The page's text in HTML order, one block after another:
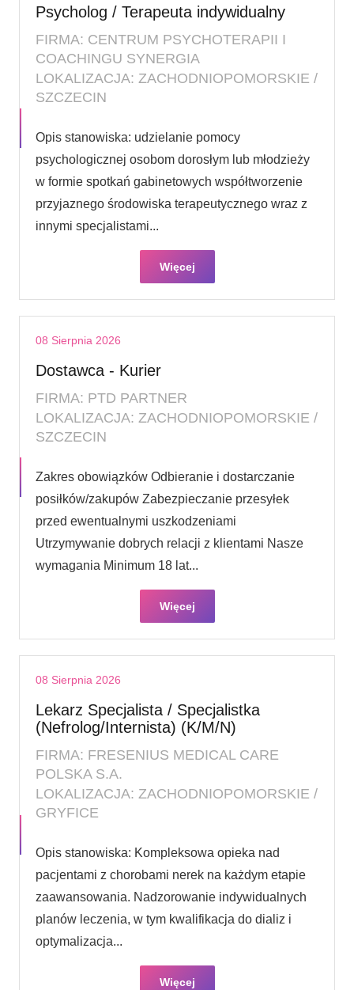
Psycholog / Terapeuta indywidualny
FIRMA: CENTRUM PSYCHOTERAPII I
COACHINGU SYNERGIA
LOKALIZACJA: ZACHODNIOPOMORSKIE /
SZCZECIN
Opis stanowiska: udzielanie pomocy
psychologicznej osobom dorosłym lub młodzieży
w formie spotkań gabinetowych współtworzenie
przyjaznego środowiska terapeutycznego wraz z
innymi specjalistami...
Więcej
08 Sierpnia 2026
Dostawca - Kurier
FIRMA: PTD PARTNER
LOKALIZACJA: ZACHODNIOPOMORSKIE /
SZCZECIN
Zakres obowiązków Odbieranie i dostarczanie
posiłków/zakupów Zabezpieczanie przesyłek
przed ewentualnymi uszkodzeniami
Utrzymywanie dobrych relacji z klientami Nasze
wymagania Minimum 18 lat...
Więcej
08 Sierpnia 2026
Lekarz Specjalista / Specjalistka
(Nefrolog/Internista) (K/M/N)
FIRMA: FRESENIUS MEDICAL CARE
POLSKA S.A.
LOKALIZACJA: ZACHODNIOPOMORSKIE /
GRYFICE
Opis stanowiska: Kompleksowa opieka nad
pacjentami z chorobami nerek na każdym etapie
zaawansowania. Nadzorowanie indywidualnych
planów leczenia, w tym kwalifikacja do dializ i
optymalizacja...
Więcej